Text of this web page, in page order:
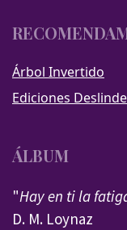
Árbol Invertido
Ediciones Deslinde
ÁLBUM
"Hay en ti la
D. M. Loynaz